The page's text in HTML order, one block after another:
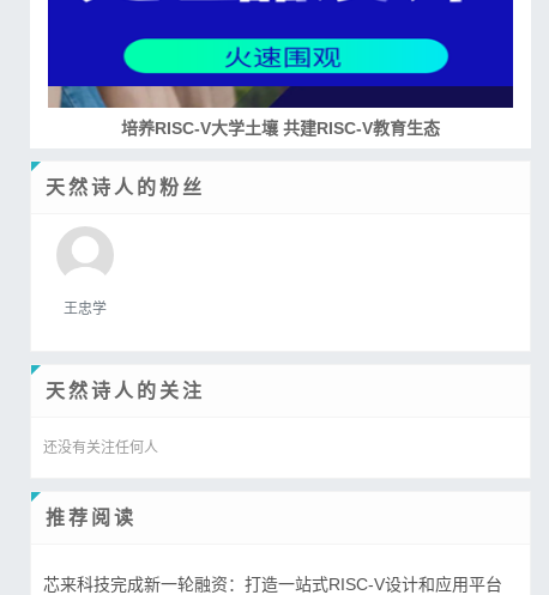
培养RISC-V大学土壤 共建RISC-V教育生态
天然诗人的粉丝
王忠学
天然诗人的关注
还没有关注任何人
推荐阅读
芯来科技完成新一轮融资：打造一站式RISC-V设计和应用平台